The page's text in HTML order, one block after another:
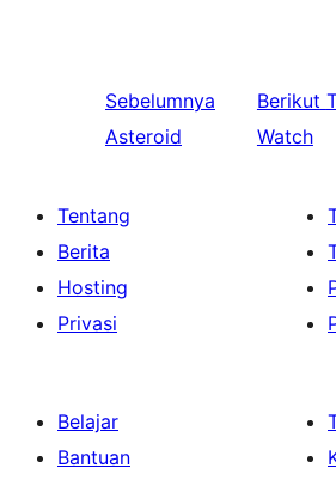
Sebelumnya
Asteroid
Berikut
Watch
Tentang
Berita
Hosting
Privasi
Belajar
Bantuan